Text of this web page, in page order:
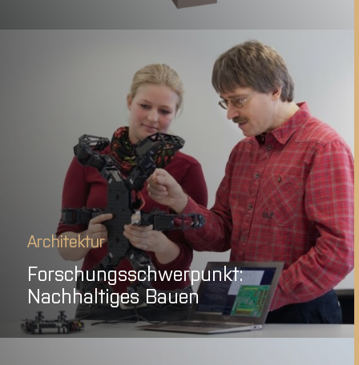
Architektur
Forschungsschwerpunkt:
Nachhaltiges Bauen